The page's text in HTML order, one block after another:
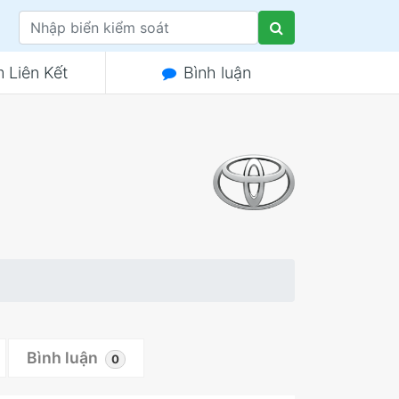
Liên Kết Bình luận
Bình luận 0